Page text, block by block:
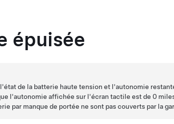
épuisée
de la batterie haute tension et l'autonomie
l'autonomie affichée sur l'écran tactile est de 0
par manque de portée ne sont pas couverts par la